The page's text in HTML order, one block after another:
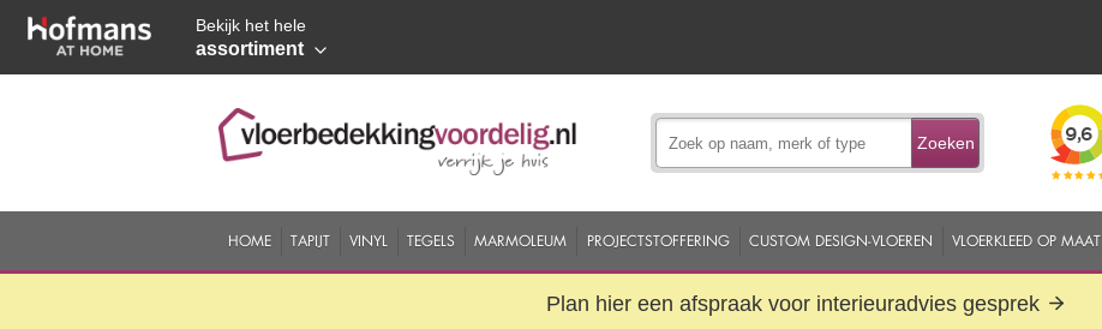
Bekijk het hele
assortiment
Zoeken
HOME TAPIJT VINYL TEGELS MARMOLEUM PROJECTSTOFFERING CUSTOM DESIGN-VLOEREN VLOERKLEED OP MAAT
Plan hier een afspraak voor interieuradvies gesprek